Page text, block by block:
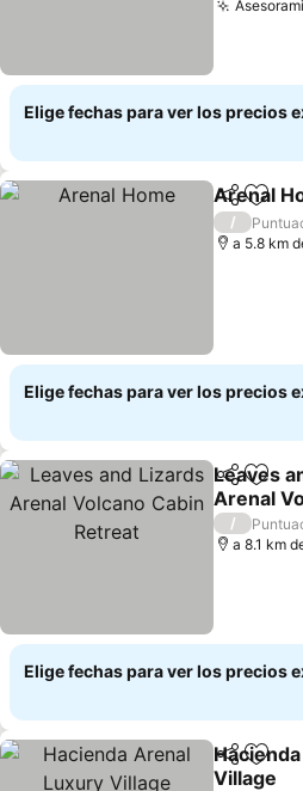
Elige fechas para ver los precios
Compartir
Arenal
/
a 5.8 km
Elige fechas para ver los precios
Compartir
Leaves
Arenal
Retreat
/
a 8.1 km
Elige fechas para ver los precios
Compartir
Village